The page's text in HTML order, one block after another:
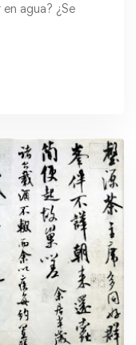
agua? ¿Se